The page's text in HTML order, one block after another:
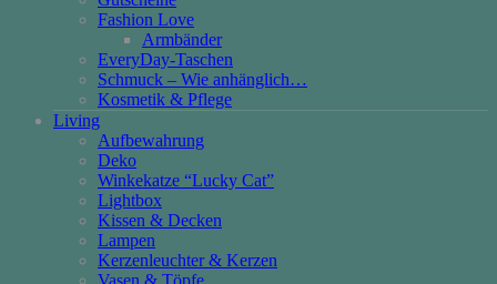
Fashion Love
Armbänder
EveryDay-Taschen
Schmuck – Wie anhänglich…
Kosmetik & Pflege
Living
Aufbewahrung
Deko
Winkekatze “Lucky Cat”
Lightbox
Kissen & Decken
Lampen
Kerzenleuchter & Kerzen
Vasen & Töpfe